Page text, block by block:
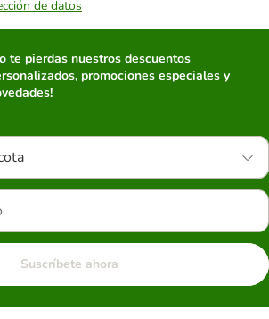
de datos
te pierdas nuestros descuentos
promociones especiales y
Suscríbete ahora